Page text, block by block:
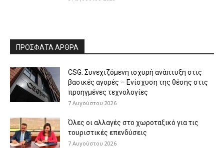
ΠΡΟΣΦΑΤΑ ΑΡΘΡΑ
CSG: Συνεχιζόμενη ισχυρή ανάπτυξη στις
βασικές αγορές – Ενίσχυση της θέσης στις
προηγμένες τεχνολογίες
7 Αυγούστου 2026
Όλες οι αλλαγές στο χωροταξικό για τις
τουριστικές επενδύσεις
7 Αυγούστου 2026